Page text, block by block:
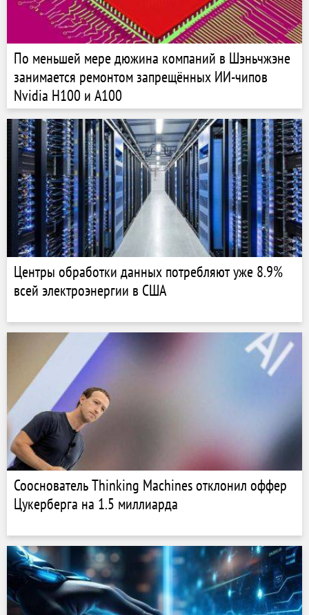
По меньшей мере дюжина компаний в Шэньчжэне
занимается ремонтом запрещённых ИИ-чипов
Nvidia H100 и A100
Центры обработки данных потребляют уже 8.9%
всей электроэнергии в США
Сооснователь Thinking Machines отклонил оффер
Цукерберга на 1.5 миллиарда